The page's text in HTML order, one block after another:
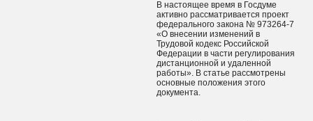
В настоящее время в Госдуме
активно рассматривается проект
федерального закона № 973264-7
«О внесении изменений в
Трудовой кодекс Российской
Федерации в части регулирования
дистанционной и удаленной
работы». В статье рассмотрены
основные положения этого
документа.